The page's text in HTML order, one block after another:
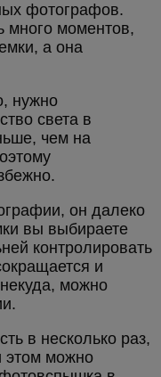
фотографов.
много моментов,
а она
нужно
света в
чем на
он далеко
вы выбираете
контролировать
и
можно
в несколько раз,
этом можно